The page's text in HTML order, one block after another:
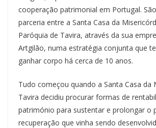
cooperação patrimonial em Portugal.
parceria entre a Santa Casa da
Paróquia de Tavira, através da sua
Artgilão, numa estratégia conjunta que
ganhar corpo há cerca de 10 anos.
Tudo começou quando a Santa Casa da
Tavira decidiu procurar formas de
património para sustentar e prolongar o
recuperação que vinha sendo